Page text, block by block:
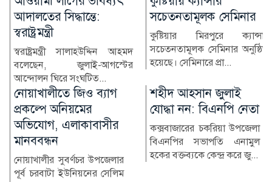
সচেতনতামূলক সেমিনার
কুষ্টিয়ার মিরপুরে ক্যান্সার
সচেতনতামূলক সেমিনার অনুষ্ঠিত
হয়েছে। সেমিনারে প্রা...
সাবেক ইউএনওকে ঘিরে
প্রশ্ন
কুষ্টিয়ার মিরপুর উপজেলার সাবেক
নির্বাহী কর্মকর্তা (ইউএনও)
শহীদ আহসান জুলাই
যোদ্ধা নন: বিএনপি নেতা
কক্সবাজারের চকরিয়া উপজেলা
বিএনপির সভাপতি এনামুল
হকের বক্তব্যকে কেন্দ্র করে জু...
হাসিনা দিল্লিতে,
পরিবারের অন্য সদস্যরা
কে কোথায়?
সাবেক প্রধানমন্ত্রী শেখ হাসিনার
সরকারের পতনের পর তাঁর